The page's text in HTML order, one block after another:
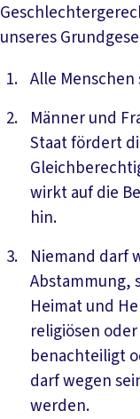
unseres
Alle
Männer und
Staat fördert
wirkt auf die
hin.
Niemand darf
Abstammung,
Heimat und
religiösen
benachteiligt
darf wegen
werden.